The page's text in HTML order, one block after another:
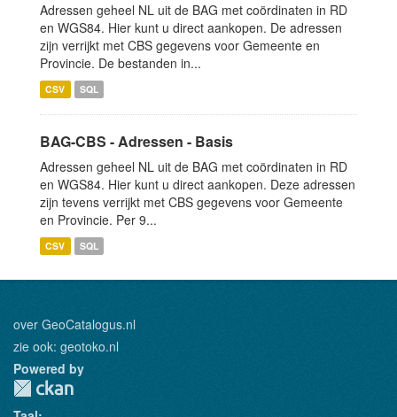
Adressen geheel NL uit de BAG met coördinaten in RD
en WGS84. Hier kunt u direct aankopen. De adressen
zijn verrijkt met CBS gegevens voor Gemeente en
Provincie. De bestanden in...
CSV SQL
BAG-CBS - Adressen - Basis
Adressen geheel NL uit de BAG met coördinaten in RD
en WGS84. Hier kunt u direct aankopen. Deze adressen
zijn tevens verrijkt met CBS gegevens voor Gemeente
en Provincie. Per 9...
CSV SQL
over GeoCatalogus.nl
zie ook: geotoko.nl
Powered by